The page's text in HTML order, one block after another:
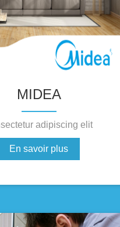
MIDEA
adipiscing elit
En savoir plus